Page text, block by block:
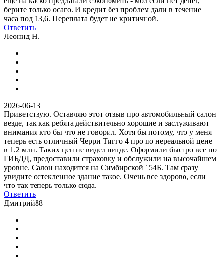
берите только осаго. И кредит без проблем дали в течение
часа под 13,6. Переплата будет не критичной.
Ответить
Леонид Н.
2026-06-13
Приветствую. Оставляю этот отзыв про автомобильный салон
везде, так как ребята действительно хорошие и заслуживают
внимания кто бы что не говорил. Хотя бы потому, что у меня
теперь есть отличный Черри Тигго 4 про по нереальной цене
в 1.2 млн. Таких цен не видел нигде. Оформили быстро все по
ГИБДД, предоставили страховку и обслужили на высочайшем
уровне. Салон находится на Симбирской 154Б. Там сразу
увидите остекленное здание такое. Очень все здорово, если
что так теперь только сюда.
Ответить
Дмитрий88